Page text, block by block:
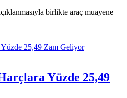
birlikte araç muayene
Yüzde 25,49